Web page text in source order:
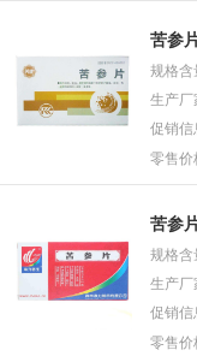
苦参
规格含
生产厂
促销信
零售价
苦参
规格含
生产厂
促销信
零售价